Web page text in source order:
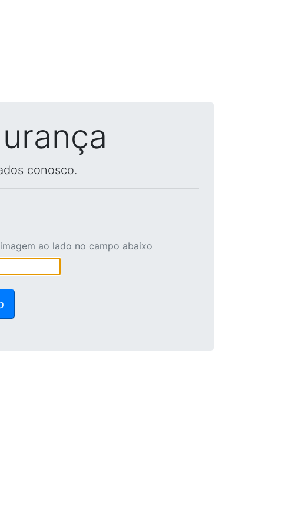
conosco.
ao lado no campo abaixo